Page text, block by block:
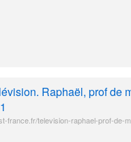
Raphaël, prof de
france.fr/television-raphael-prof-de-